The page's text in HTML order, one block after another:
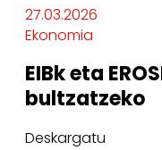
27.03.2026
Ekonomia
EIBk eta
bultzatzeko
Deskargatu